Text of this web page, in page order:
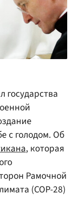
государства
с голодом. Об
, которая
Рамочной
(COP-28)